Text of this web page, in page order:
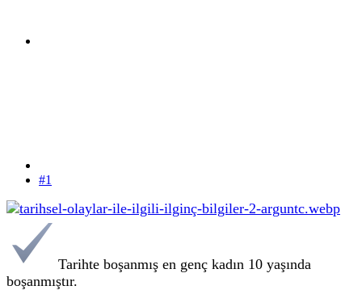
#1
Tarihte boşanmış en genç kadın 10 yaşında
boşanmıştır.